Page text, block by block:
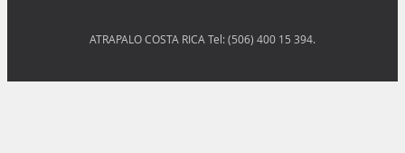
ATRAPALO COSTA RICA Tel: (506) 400 15 394.